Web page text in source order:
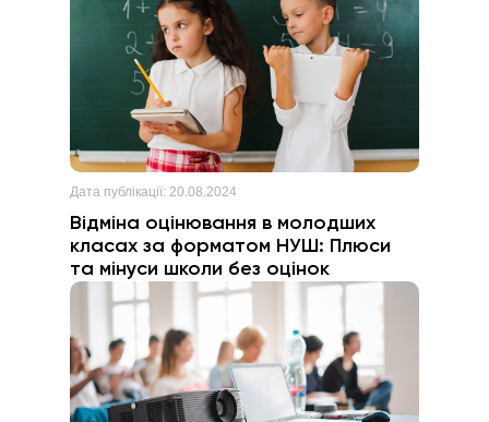
Дата публікації: 20.08.2024
Відміна оцінювання в молодших
класах за форматом НУШ: Плюси
та мінуси школи без оцінок